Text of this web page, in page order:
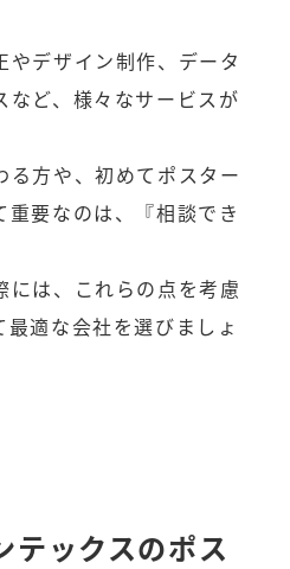
やデザイン制作、データ
など、様々なサービスが
る方や、初めてポスター
重要なのは、『相談でき
には、これらの点を考慮
最適な会社を選びましょ
テックスのポス